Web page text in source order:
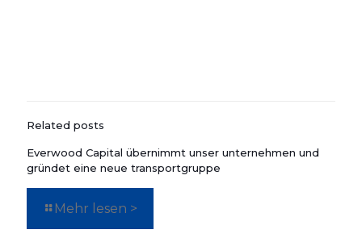
Related posts
Everwood Capital übernimmt unser unternehmen und
gründet eine neue transportgruppe
Mehr lesen >